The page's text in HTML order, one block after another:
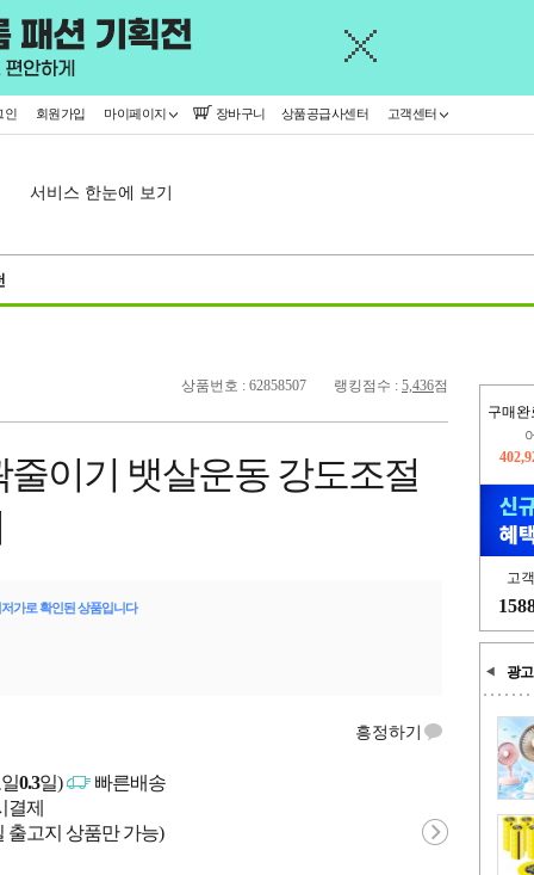
인 회원가입 마이페이지 장바구니 상품공급사센터 고객센터
서비스 한눈에 보기
구매완
오
고
광고
상품번호 : 62858507 랭킹점수 : 5,436점
이기 뱃살운동 강도조절
가로 확인된 상품입니다
흥정하기
0.3일)
빠른배송
결제
출고지 상품만 가능)